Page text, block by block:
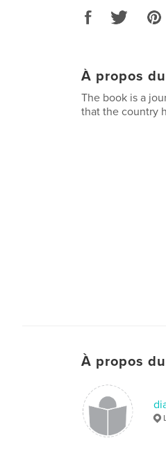
À propos
The book is a
that the country
À propos